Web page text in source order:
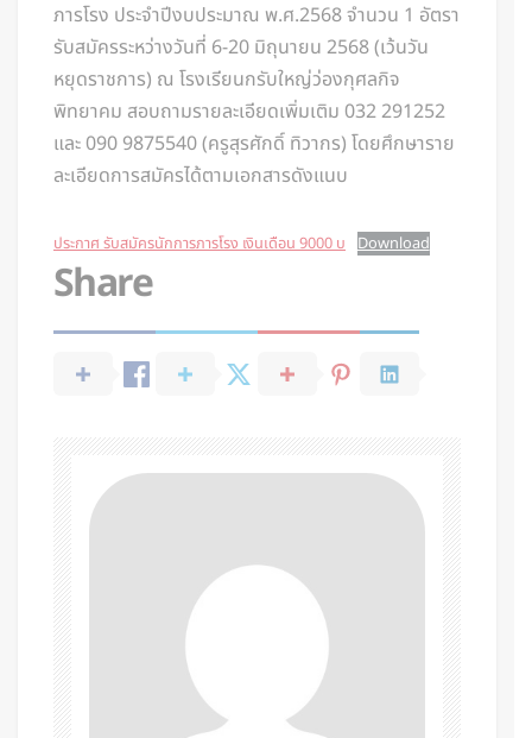
ภารโรง ประจำปีงบประมาณ พ.ศ.2568 จำนวน 1 อัตรา
รับสมัครระหว่างวันที่ 6-20 มิถุนายน 2568 (เว้นวัน
หยุดราชการ) ณ โรงเรียนกรับใหญ่ว่องกุศลกิจ
พิทยาคม สอบถามรายละเอียดเพิ่มเติม 032 291252
และ 090 9875540 (ครูสุรศักดิ์ ทิวากร) โดยศึกษาราย
ละเอียดการสมัครได้ตามเอกสารดังแนบ
ประกาศ รับสมัครนักการภารโรง เงินเดือน 9000 บ Download
Share